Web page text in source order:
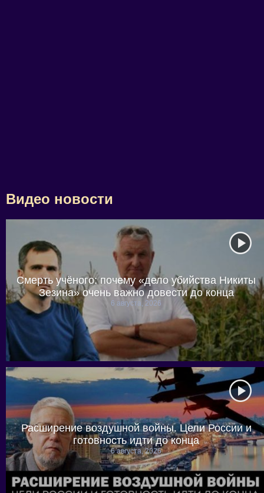
Видео новости
Смерть учёного: почему «дело убийства Никиты
Зезина» очень важно довести до конца
6 августа, 2026
Расширение воздушной войны. Цели России и
готовность идти до конца
6 августа, 2026